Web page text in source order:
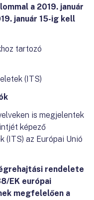
a 2019. január
január 15-ig kell
tartozó
(ITS)
is megjelentek
képező
(ITS) az Európai Unió
rendelete
EK európai
megfelelően a